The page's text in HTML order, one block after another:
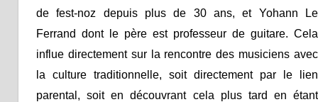
de fest-noz depuis plus de 30 ans, et Yohann Le
Ferrand dont le père est professeur de guitare. Cela
influe directement sur la rencontre des musiciens avec
la culture traditionnelle, soit directement par le lien
parental, soit en découvrant cela plus tard en étant